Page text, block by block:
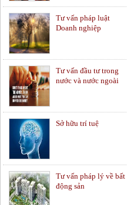
Tư vấn pháp luật
Doanh nghiệp
Tư vấn đầu tư trong
nước và nước ngoài
Sở hữu trí tuệ
Tư vấn pháp lý về bất
động sản